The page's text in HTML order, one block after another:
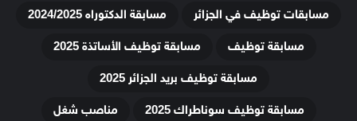
مسابقات توظيف في الجزائر
مسابقة الدكتوراه 2024/2025
مسابقة توظيف
مسابقة توظيف الأساتذة 2025
مسابقة توظيف بريد الجزائر 2025
مسابقة توظيف سوناطراك 2025
مناصب شغل